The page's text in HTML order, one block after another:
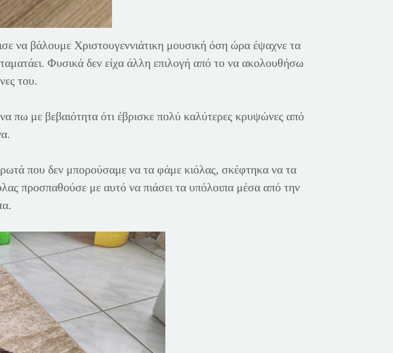
να βάλουμε Χριστουγεννιάτικη μουσική όση ώρα έψαχνε τα
Φυσικά δεν είχα άλλη επιλογή από το να ακολουθήσω
του.
πω με βεβαιότητα ότι έβρισκε πολύ καλύτερες κρυψώνες από
που δεν μπορούσαμε να τα φάμε κιόλας, σκέφτηκα να τα
προσπαθούσε με αυτό να πιάσει τα υπόλοιπα μέσα από την